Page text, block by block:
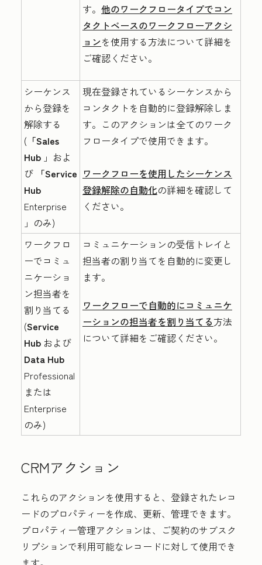
す。 他のワークフロータイプでコン
タクトベースのワークフローアクシ
ョンを使用する方法について詳細を
ご確認ください。
シーケンス
から登録を
解除する
( 「Sales
Hub 」およ
び 「Service
Hub
Enterprise
」のみ)
現在登録されているシーケンスから
コンタクトを自動的に登録解除しま
す。このアクションは全てのワーク
フロータイプで使用できます。
ワークフローを使用したシーケンス
登録解除の自動化の詳細を確認して
ください。
ワークフロ
ーでコミュ
ニケーショ
ン担当者を
割り当てる
(Service
Hub および
Data Hub
Professional
または
Enterprise
のみ)
コミュニケーションの受信トレイと
担当者の割り当てを自動的に変更し
ます。
ワークフローで自動的にコミュニケ
ーションの担当者を割り当てる方法
について詳細をご確認ください。
CRMアクション
これらのアクションを使用すると、登録されたレコ
ードのプロパティーを作成、更新、管理できます。
プロパティー管理アクションは、ご契約のサブスク
リプションで利用可能なレコードに対して使用でき